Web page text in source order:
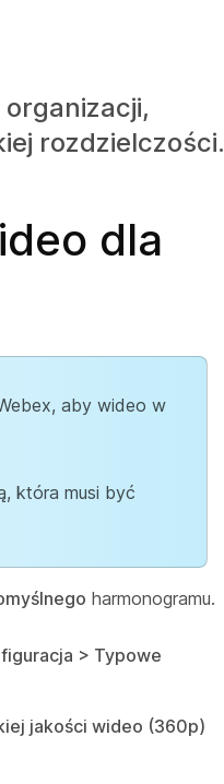
rozdzielczości.
dla
aby wideo w
która musi być
harmonogramu.
> Typowe
jakości wideo (360p)